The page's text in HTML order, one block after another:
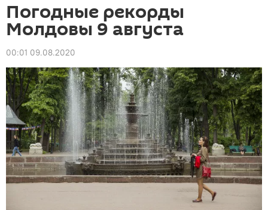
Погодные рекорды
Молдовы 9 августа
00:01 09.08.2020